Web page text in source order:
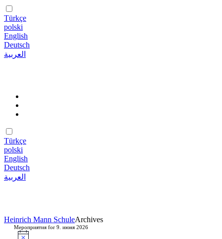
Türkçe
polski
English
Deutsch
العربية
Türkçe
polski
English
Deutsch
العربية
Heinrich Mann SchuleArchives
Мероприятия for 9. июня 2026